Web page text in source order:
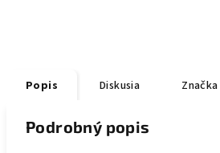
Popis Diskusia Značka
Podrobný popis